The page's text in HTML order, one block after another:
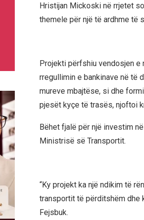
Hristijan Mickoski në rrjetet
themele për një të ardhme të
Projekti përfshiu vendosjen
rregullimin e bankinave në të
mureve mbajtëse, si dhe
pjesët kyçe të trasës, njoftoi
Bëhet fjalë për një investim
Ministrisë së Transportit.
“Ky projekt ka një ndikim të
transportit të përditshëm dhe
Fejsbuk.